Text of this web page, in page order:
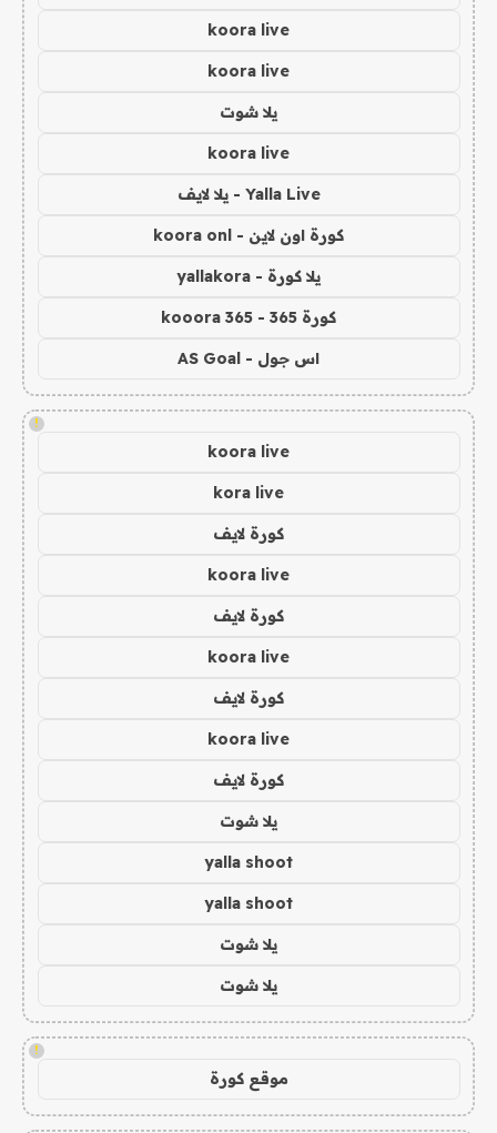
koora live
koora live
يلا شوت
koora live
Yalla Live - يلا لايف
كورة اون لاين - koora onl
يلا كورة - yallakora
كورة 365 - kooora 365
اس جول - AS Goal
!
koora live
kora live
كورة لايف
koora live
كورة لايف
koora live
كورة لايف
koora live
كورة لايف
يلا شوت
yalla shoot
yalla shoot
يلا شوت
يلا شوت
!
موقع كورة